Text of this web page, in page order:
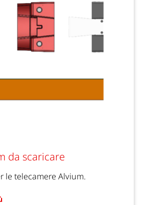
da scaricare
le telecamere Alvium.